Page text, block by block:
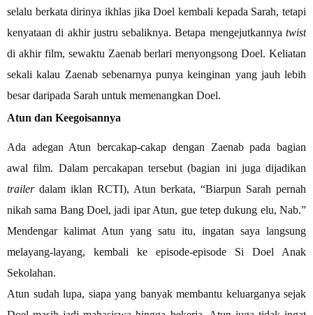
selalu berkata dirinya ikhlas jika Doel kembali kepada Sarah, tetapi
kenyataan di akhir justru sebaliknya. Betapa mengejutkannya twist
di akhir film, sewaktu Zaenab berlari menyongsong Doel. Keliatan
sekali kalau Zaenab sebenarnya punya keinginan yang jauh lebih
besar daripada Sarah untuk memenangkan Doel.
Atun dan Keegoisannya
Ada adegan Atun bercakap-cakap dengan Zaenab pada bagian
awal film. Dalam percakapan tersebut (bagian ini juga dijadikan
trailer dalam iklan RCTI), Atun berkata, “Biarpun Sarah pernah
nikah sama Bang Doel, jadi ipar Atun, gue tetep dukung elu, Nab.”
Mendengar kalimat Atun yang satu itu, ingatan saya langsung
melayang-layang, kembali ke episode-episode Si Doel Anak
Sekolahan.
Atun sudah lupa, siapa yang banyak membantu keluarganya sejak